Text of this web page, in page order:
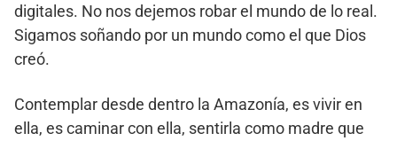
digitales. No nos dejemos robar el mundo de lo real.
Sigamos soñando por un mundo como el que Dios
creó.
Contemplar desde dentro la Amazonía, es vivir en
ella, es caminar con ella, sentirla como madre que